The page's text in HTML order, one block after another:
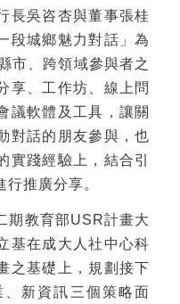
長吳咨杏與董事張桂
段城鄉魅力對話」為
市、跨領域參與者之
享、工作坊、線上問
議軟體及工具，讓關
對話的朋友參與，也
實踐經驗上，結合引
推廣分享。
期教育部USR計畫大
基在成大人社中心科
之基礎上，規劃接下
新資訊三個策略面